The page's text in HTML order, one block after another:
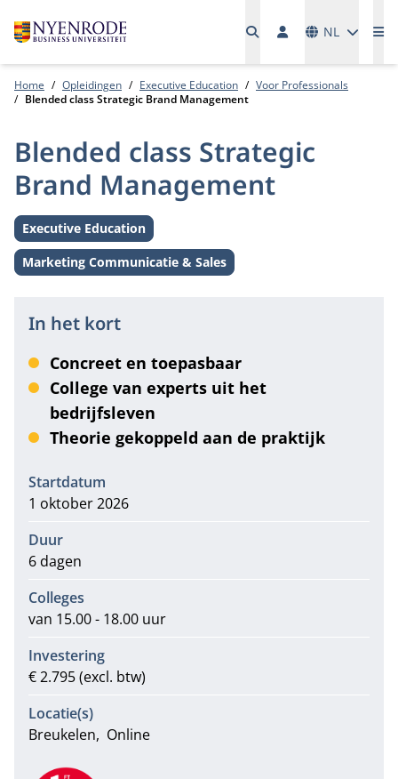
NL
Home Opleidingen Executive Education
Voor Professionals
Blended class Strategic Brand Management
Blended class Strategic
Brand Management
Level:
Executive Education
Thema:
Marketing Communicatie & Sales
In het kort
Concreet en toepasbaar
College van experts uit het
bedrijfsleven
Theorie gekoppeld aan de praktijk
Informatie
Startdatum
1 oktober 2026
Duur
6 dagen
Colleges
van 15.00 - 18.00 uur
Investering
€ 2.795 (excl. btw)
Locatie(s)
Breukelen
Online